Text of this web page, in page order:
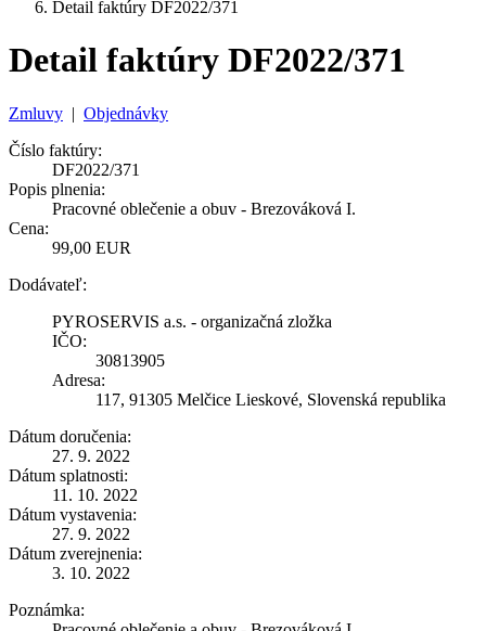
Detail faktúry DF2022/371
Detail faktúry DF2022/371
Zmluvy | Objednávky
Číslo faktúry:
DF2022/371
Popis plnenia:
Pracovné oblečenie a obuv - Brezováková I.
Cena:
99,00 EUR
Dodávateľ:
PYROSERVIS a.s. - organizačná zložka
IČO:
30813905
Adresa:
117, 91305 Melčice Lieskové, Slovenská republika
Dátum doručenia:
27. 9. 2022
Dátum splatnosti:
11. 10. 2022
Dátum vystavenia:
27. 9. 2022
Dátum zverejnenia:
3. 10. 2022
Poznámka: